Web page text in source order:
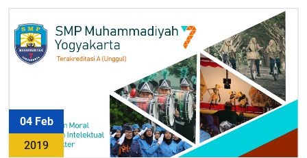
04 Feb
2019